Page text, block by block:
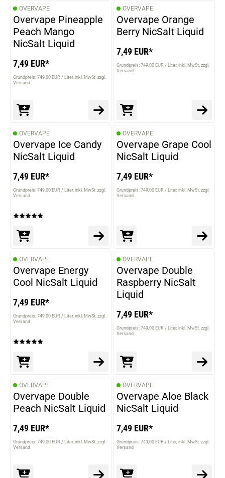
OVERVAPE
Overvape Pineapple
Peach Mango
NicSalt Liquid
7,49 EUR*
Grundpreis: 749,00 EUR / Liter inkl. MwSt. zzgl.
Versand
OVERVAPE
Overvape Orange
Berry NicSalt Liquid
7,49 EUR*
Grundpreis: 749,00 EUR / Liter inkl. MwSt. zzgl.
Versand
OVERVAPE
Overvape Ice Candy
NicSalt Liquid
7,49 EUR*
Grundpreis: 749,00 EUR / Liter inkl. MwSt. zzgl.
Versand
OVERVAPE
Overvape Grape Cool
NicSalt Liquid
7,49 EUR*
Grundpreis: 749,00 EUR / Liter inkl. MwSt. zzgl.
Versand
OVERVAPE
Overvape Energy
Cool NicSalt Liquid
7,49 EUR*
Grundpreis: 749,00 EUR / Liter inkl. MwSt. zzgl.
Versand
OVERVAPE
Overvape Double
Raspberry NicSalt
Liquid
7,49 EUR*
Grundpreis: 749,00 EUR / Liter inkl. MwSt. zzgl.
Versand
OVERVAPE
Overvape Double
Peach NicSalt Liquid
7,49 EUR*
Grundpreis: 749,00 EUR / Liter inkl. MwSt. zzgl.
Versand
OVERVAPE
Overvape Aloe Black
NicSalt Liquid
7,49 EUR*
Grundpreis: 749,00 EUR / Liter inkl. MwSt. zzgl.
Versand